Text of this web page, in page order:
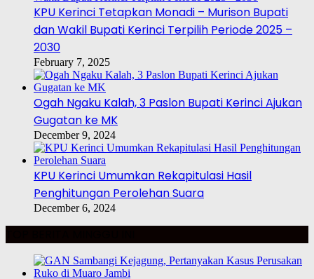
KPU Kerinci Tetapkan Monadi – Murison Bupati
dan Wakil Bupati Kerinci Terpilih Periode 2025 –
2030
February 7, 2025
Ogah Ngaku Kalah, 3 Paslon Bupati Kerinci Ajukan
Gugatan ke MK
December 9, 2024
KPU Kerinci Umumkan Rekapitulasi Hasil
Penghitungan Perolehan Suara
December 6, 2024